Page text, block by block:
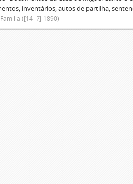
inventários, autos de partilha,
([14--?]-1890)